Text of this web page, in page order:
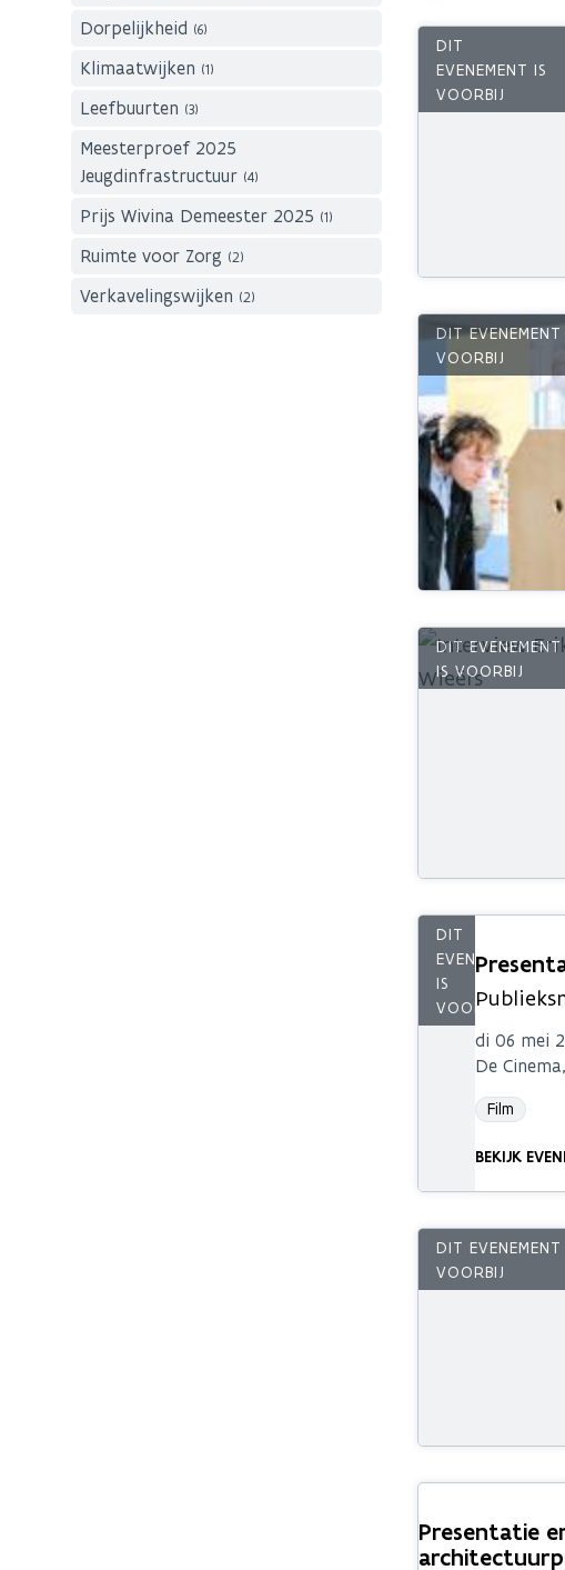
Dorpelijkheid (6)
Klimaatwijken (1)
Leefbuurten (3)
Meesterproef 2025
Jeugdinfrastructuur (4)
Prijs Wivina Demeester 2025 (1)
Ruimte voor Zorg (2)
Verkavelingswijken (2)
di 06 mei
De
Film
BEKIJK
Presentatie